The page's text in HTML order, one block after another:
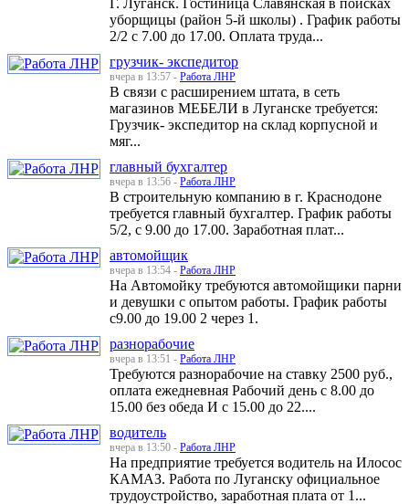
уборщицы (район 5-й школы) . График работы
2/2 с 7.00 до 17.00. Оплата труда...
грузчик- экспедитор
вчера в 13:57 - Работа ЛНР
В связи с расширением штата, в сеть
магазинов МЕБЕЛИ в Луганске требуется:
Грузчик- экспедитор на склад корпусной и
мяг...
главный бухгалтер
вчера в 13:56 - Работа ЛНР
В строительную компанию в г. Краснодоне
требуется главный бухгалтер. График работы
5/2, с 9.00 до 17.00. Заработная плат...
автомойщик
вчера в 13:54 - Работа ЛНР
На Автомойку требуются автомойщики парни
и девушки с опытом работы. График работы
с9.00 до 19.00 2 через 1.
разнорабочие
вчера в 13:51 - Работа ЛНР
Требуются разнорабочие на ставку 2500 руб.,
оплата ежедневная Рабочий день с 8.00 до
15.00 без обеда И с 15.00 до 22....
водитель
вчера в 13:50 - Работа ЛНР
На предприятие требуется водитель на Илосос
КАМАЗ. Работа по Луганску официальное
трудоустройство, заработная плата от 1...